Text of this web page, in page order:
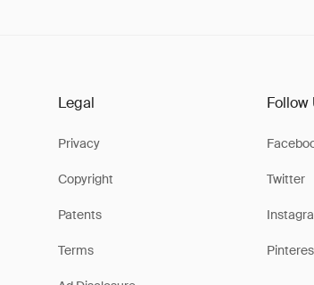
Legal
Privacy
Copyright
Patents
Terms
Follow
Twitter